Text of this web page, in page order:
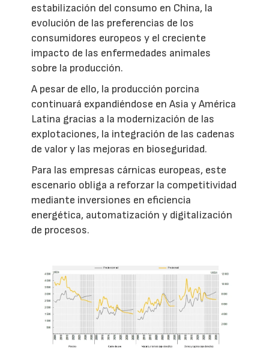
estabilización del consumo en China, la
evolución de las preferencias de los
consumidores europeos y el creciente
impacto de las enfermedades animales
sobre la producción.
A pesar de ello, la producción porcina
continuará expandiéndose en Asia y América
Latina gracias a la modernización de las
explotaciones, la integración de las cadenas
de valor y las mejoras en bioseguridad.
Para las empresas cárnicas europeas, este
escenario obliga a reforzar la competitividad
mediante inversiones en eficiencia
energética, automatización y digitalización
de procesos.